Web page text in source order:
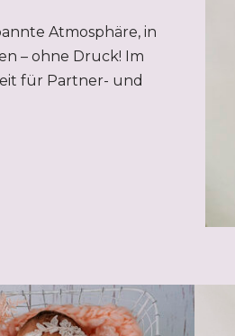
Atmosphäre, in
– ohne Druck! Im
für Partner- und